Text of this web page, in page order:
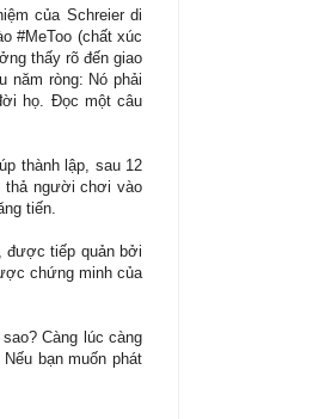
của Schreier di
#MeToo (chất xúc
thấy rõ đến giao
năm ròng: Nó phải
họ. Đọc một câu
thành lập, sau 12
thả người chơi vào
tiến.
được tiếp quản bởi
chứng minh của
Càng lúc càng
bạn muốn phát